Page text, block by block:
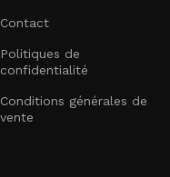
Contact
Politiques de
confidentialité
Conditions générales de
vente